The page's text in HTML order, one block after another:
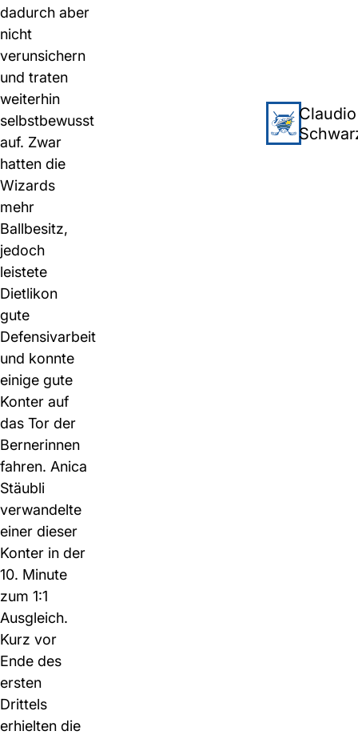
dadurch aber
nicht
verunsichern
und traten
weiterhin
selbstbewusst
auf. Zwar
hatten die
Wizards
mehr
Ballbesitz,
jedoch
leistete
Dietlikon
gute
Defensivarbeit
und konnte
einige gute
Konter auf
das Tor der
Bernerinnen
fahren. Anica
Stäubli
verwandelte
einer dieser
Konter in der
10. Minute
zum 1:1
Ausgleich.
Kurz vor
Ende des
ersten
Drittels
erhielten die
Claudio